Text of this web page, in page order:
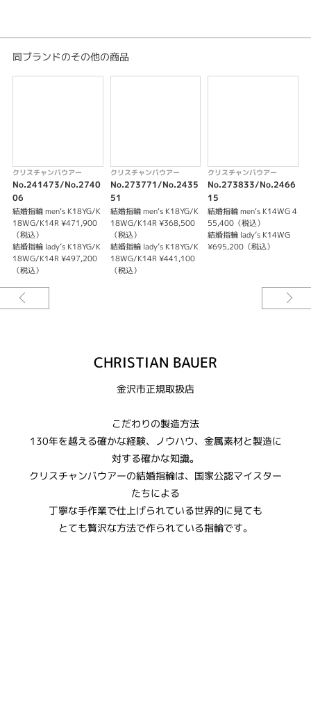
同ブランドのその他の商品
クリスチャンバウアー
No.241473/No.2740
06
結婚指輪 men‘s K18YG/K
18WG/K14R ¥471,900
（税込）
結婚指輪 lady’s K18YG/K
18WG/K14R ¥497,200
（税込）
クリスチャンバウアー
No.273771/No.2435
51
結婚指輪 men‘s K18YG/K
18WG/K14R ¥368,500
（税込）
結婚指輪 lady’s K18YG/K
18WG/K14R ¥441,100
（税込）
クリスチャンバウアー
No.273833/No.2466
15
結婚指輪 men‘s K14WG 4
55,400（税込）
結婚指輪 lady’s K14WG
¥695,200（税込）
CHRISTIAN BAUER
金沢市正規取扱店
​こだわりの製造方法
130年を越える確かな経験、ノウハウ、金属素材と製造に
対する確かな知識。
​クリスチャンバウアーの結婚指輪は、国家公認マイスター
たちによる
丁寧な手作業で仕上げられている世界的に見ても
とても贅沢な方法で作られている指輪です。